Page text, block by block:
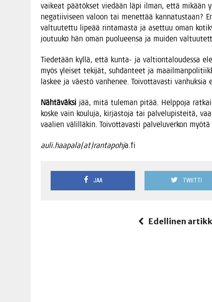
vai­keat pää­tök­set vie­dään läpi ilman, että mikään
nega­tii­vi­seen valoon tai menet­tää kan­na­tus­taan?
val­tuu­tet­tu lipe­ää rin­ta­mas­ta ja aset­tuu oman
jou­tuu­ko hän oman puo­lu­een­sa ja mui­den
Tie­de­tään kyl­lä, että kun­ta- ja val­tion­ta­lou­des­sa
myös ylei­set teki­jät, suh­dan­teet ja
las­kee ja väes­tö van­he­nee. Toi­vot­ta­vas­ti
Näh­tä­väk­si jää, mitä tule­man pitää. Help­po­ja
kos­ke vain kou­lu­ja, kir­jas­to­ja tai pal­ve­lu­pis­tei­tä,
vaa­lien välil­lä­kin. Toi­vot­ta­vas­ti pal­ve­lu­ver­kon
auli.haapala(at)rantapohja.fi
JAA TWIITTI
Edellinen